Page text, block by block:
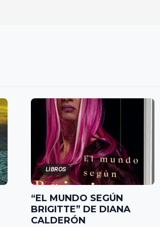
LIBROS
“EL MUNDO SEGÚN
BRIGITTE” DE DIANA
CALDERÓN